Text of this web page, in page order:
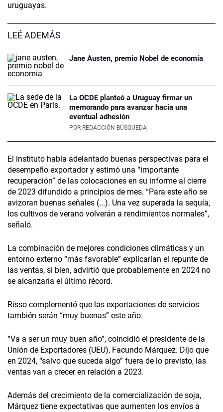
uruguayas.
LEÉ ADEMÁS
Jane Austen, premio Nobel de economía
La OCDE planteó a Uruguay firmar un
memorando para avanzar hacia una
eventual adhesión
POR REDACCIÓN BÚSQUEDA
El instituto había adelantado buenas perspectivas para el
desempeño exportador y estimó una “importante
recuperación” de las colocaciones en su informe al cierre
de 2023 difundido a principios de mes. “Para este año se
avizoran buenas señales (...). Una vez superada la sequía,
los cultivos de verano volverán a rendimientos normales”,
señaló.
La combinación de mejores condiciones climáticas y un
entorno externo “más favorable” explicarían el repunte de
las ventas, si bien, advirtió que probablemente en 2024 no
se alcanzaría el último récord.
Risso complementó que las exportaciones de servicios
también serán “muy buenas” este año.
“Va a ser un muy buen año”, coincidió el presidente de la
Unión de Exportadores (UEU), Facundo Márquez. Dijo que
en 2024, “salvo que suceda algo” fuera de lo previsto, las
ventas van a crecer en relación a 2023.
Además del crecimiento de la comercialización de soja,
Márquez tiene expectativas que aumenten los envíos a